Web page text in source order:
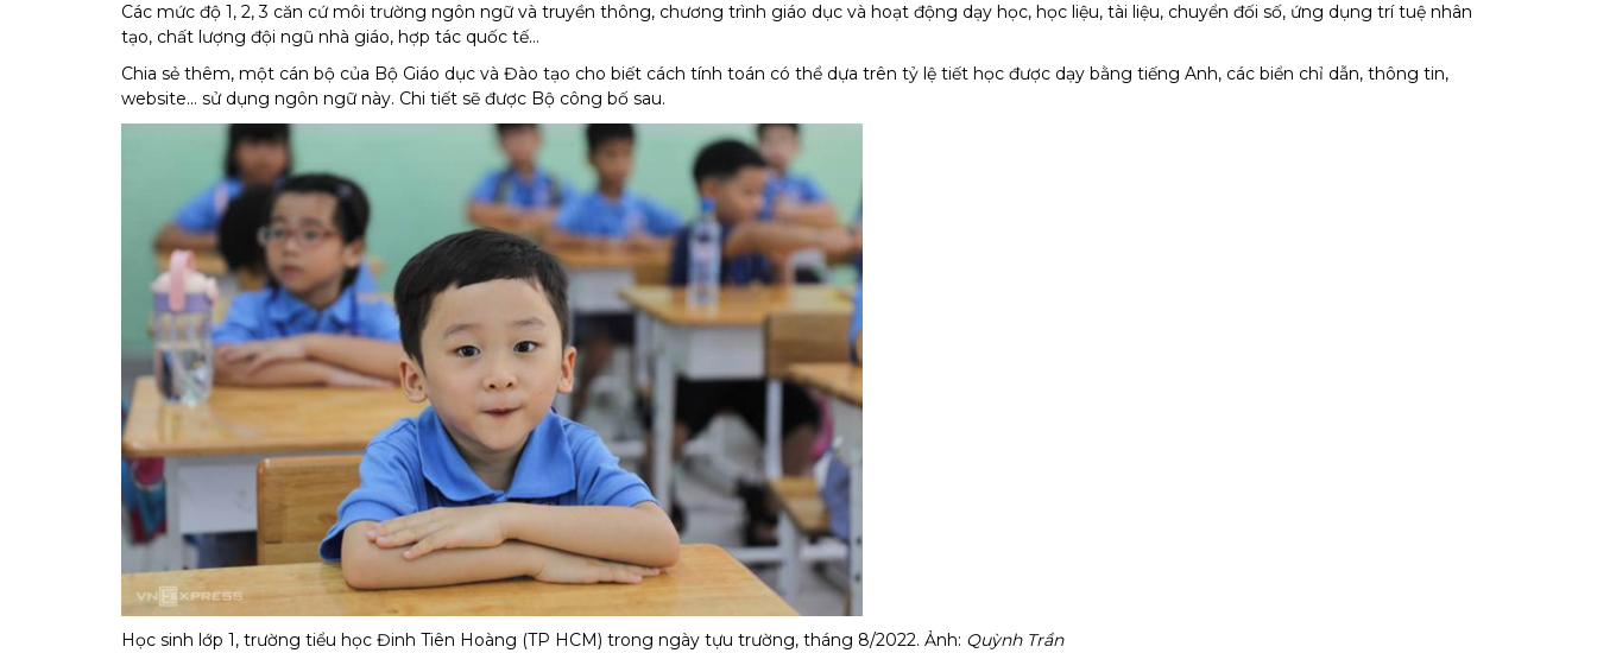
Các mức độ 1, 2, 3 căn cứ môi trường ngôn ngữ và truyền thông, chương trình giáo dục và hoạt động dạy học, học liệu, tài liệu, chuyển đối số, ứng dụng trí tuệ nhân
tạo, chất lượng đội ngũ nhà giáo, hợp tác quốc tế...
Chia sẻ thêm, một cán bộ của Bộ Giáo dục và Đào tạo cho biết cách tính toán có thể dựa trên tỷ lệ tiết học được dạy bằng tiếng Anh, các biển chỉ dẫn, thông tin,
website... sử dụng ngôn ngữ này. Chi tiết sẽ được Bộ công bố sau.
Học sinh lớp 1, trường tiểu học Đinh Tiên Hoàng (TP HCM) trong ngày tựu trường, tháng 8/2022. Ảnh: Quỳnh Trần